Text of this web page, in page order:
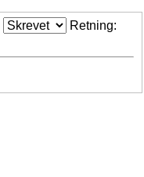
Retning: